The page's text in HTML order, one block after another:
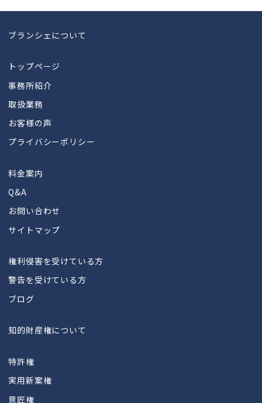
ブランシェについて
トップページ
事務所紹介
取扱業務
お客様の声
プライバシーポリシー
料金案内
Q&A
お問い合わせ
サイトマップ
権利侵害を受けている方
警告を受けている方
ブログ
知的財産権について
特許権
実用新案権
意匠権